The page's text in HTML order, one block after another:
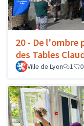
20 - De l'ombre
des Tables
Ville de Lyon 1 0